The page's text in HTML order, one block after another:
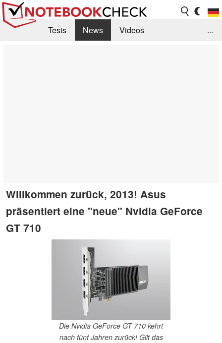
Tests News
Videos
...
Willkommen zurück, 2013! Asus
präsentiert eine "neue" Nvidia GeForce
GT 710
Die Nvidia GeForce GT 710 kehrt
nach fünf Jahren zurück! Gilt das